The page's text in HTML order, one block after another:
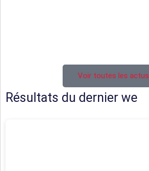
Voir toutes les actus
Résultats du dernier we